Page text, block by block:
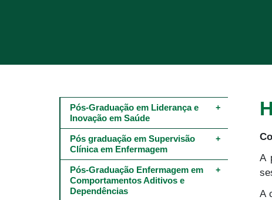
A
A
Main
navigation
-
5º
níveis
Pós-Graduação em Liderança e
Inovação em Saúde
Pós graduação em Supervisão
Clínica em Enfermagem
Pós-Graduação Enfermagem em
Comportamentos Aditivos e
Dependências